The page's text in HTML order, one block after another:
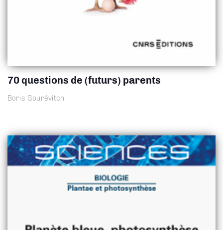
70 questions de (futurs) parents
Boris Gourévitch